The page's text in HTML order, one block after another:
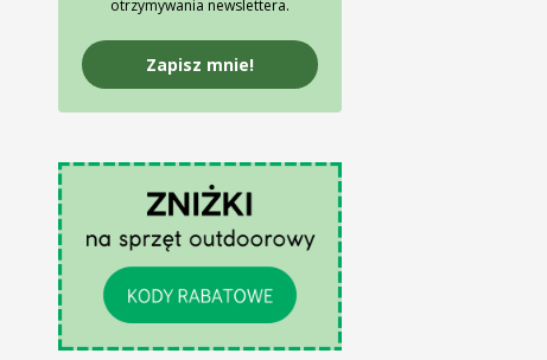
otrzymywania newslettera.
Zapisz mnie!